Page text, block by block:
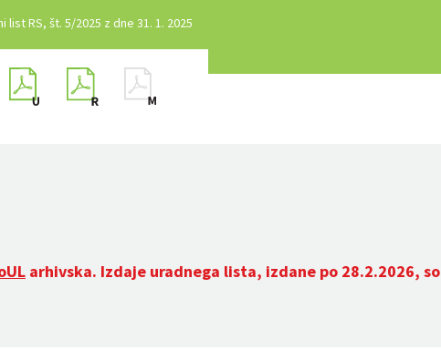
list RS, št. 5/2025 z dne 31. 1. 2025
arhivska. Izdaje uradnega lista, izdane po 28.2.2026, so